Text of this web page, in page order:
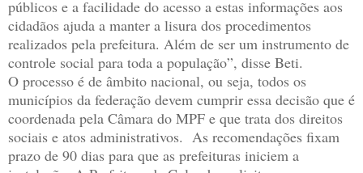
públicos e a facilidade do acesso a estas informações aos
cidadãos ajuda a manter a lisura dos procedimentos
realizados pela prefeitura. Além de ser um instrumento de
controle social para toda a população”, disse Beti.
O processo é de âmbito nacional, ou seja, todos os
municípios da federação devem cumprir essa decisão que é
coordenada pela Câmara do MPF e que trata dos direitos
sociais e atos administrativos. As recomendações fixam
prazo de 90 dias para que as prefeituras iniciem a